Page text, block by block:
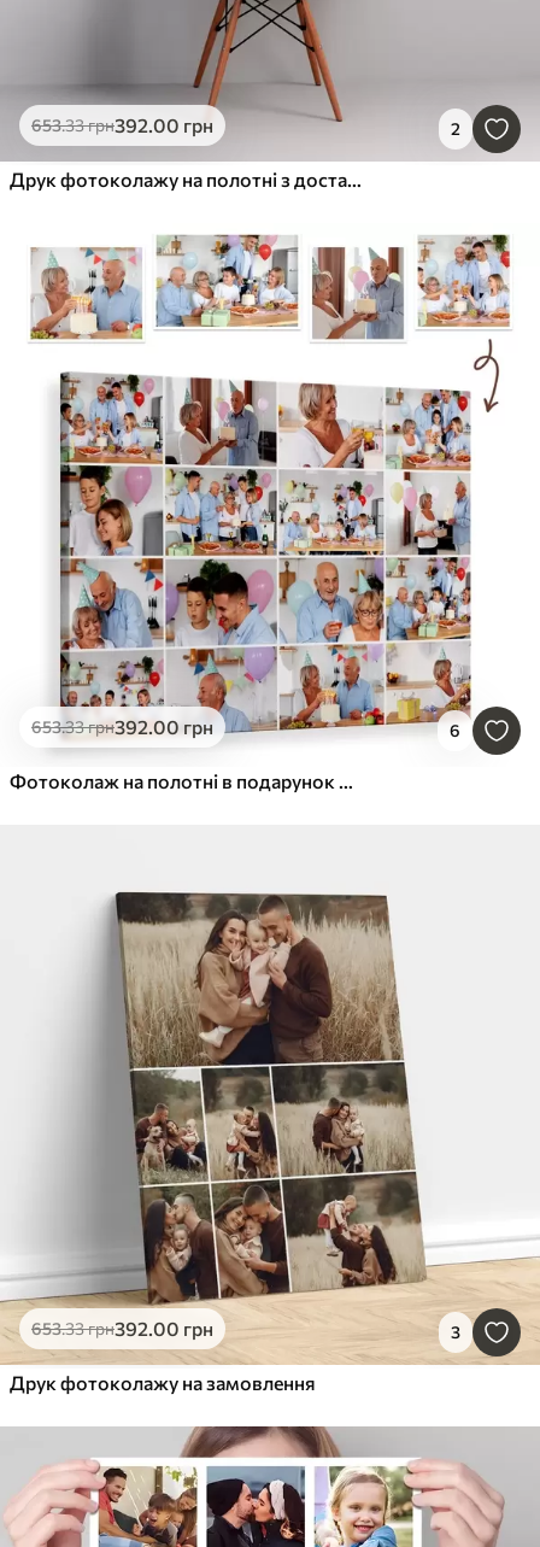
653.33грн392.00 грн 2
Друк фотоколажу на полотні з доставкою
653.33грн392.00 грн 6
Фотоколаж на полотні в подарунок на ювілей
653.33грн392.00 грн 3
Друк фотоколажу на замовлення